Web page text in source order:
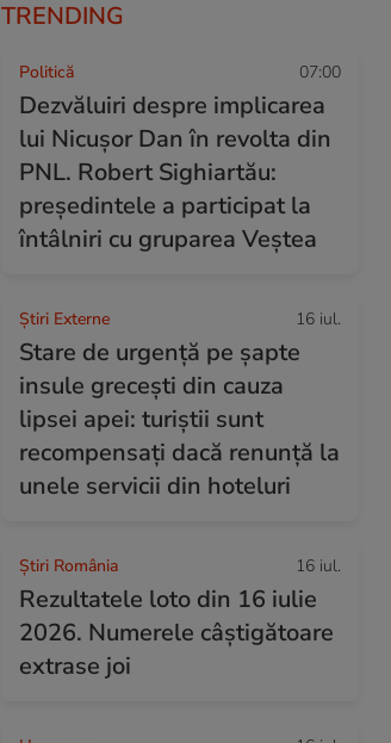
TRENDING
Politică 07:00
Dezvăluiri despre implicarea
lui Nicușor Dan în revolta din
PNL. Robert Sighiartău:
președintele a participat la
întâlniri cu gruparea Veștea
Știri Externe 16 iul.
Stare de urgență pe șapte
insule grecești din cauza
lipsei apei: turiștii sunt
recompensați dacă renunță la
unele servicii din hoteluri
Știri România 16 iul.
Rezultatele loto din 16 iulie
2026. Numerele câștigătoare
extrase joi